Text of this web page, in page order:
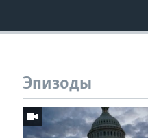
Эпизоды